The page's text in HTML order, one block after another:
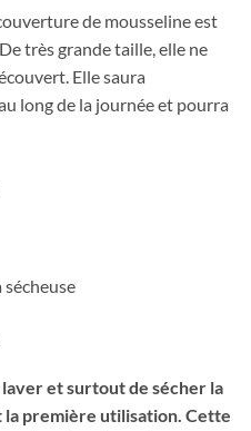
de mousseline est
très grande taille, elle ne
Elle saura
long de la journée et pourra
sécheuse
et surtout de sécher la
la première utilisation. Cette